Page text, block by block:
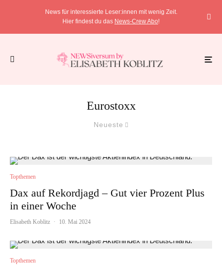
News für interessierte Leser:innen mit wenig Zeit.
Hier findest du das News-Crew Abo!
Eurostoxx
Neueste
Topthemen
Dax auf Rekordjagd – Gut vier Prozent Plus
in einer Woche
Elisabeth Koblitz · 10. Mai 2024
Topthemen